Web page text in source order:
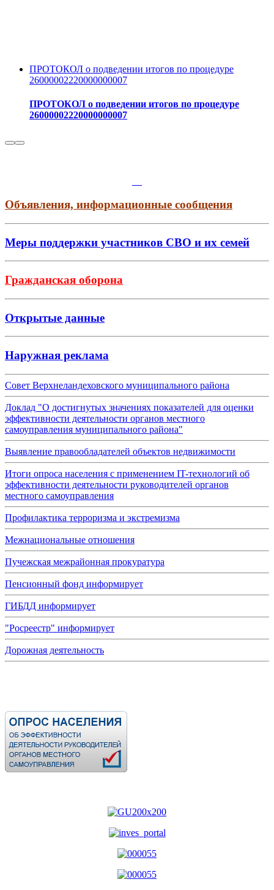
ПРОТОКОЛ о подведении итогов по процедуре
26000002220000000007
ПРОТОКОЛ о подведении итогов по процедуре
26000002220000000007
Объявления, информационные сообщения
Меры поддержки участников СВО и их семей
Гражданская оборона
Открытые данные
Наружная реклама
Совет Верхнеландеховского муниципального района
Доклад "О достигнутых значениях показателей для оценки
эффективности деятельности органов местного
самоуправления муниципального района"
Выявление правообладателей объектов недвижимости
Итоги опроса населения с применением IT-технологий об
эффективности деятельности руководителей органов
местного самоуправления
Профилактика терроризма и экстремизма
Межнациональные отношения
Пучежская межрайонная прокуратура
Пенсионный фонд информирует
ГИБДД информирует
"Росреестр" информирует
Дорожная деятельность